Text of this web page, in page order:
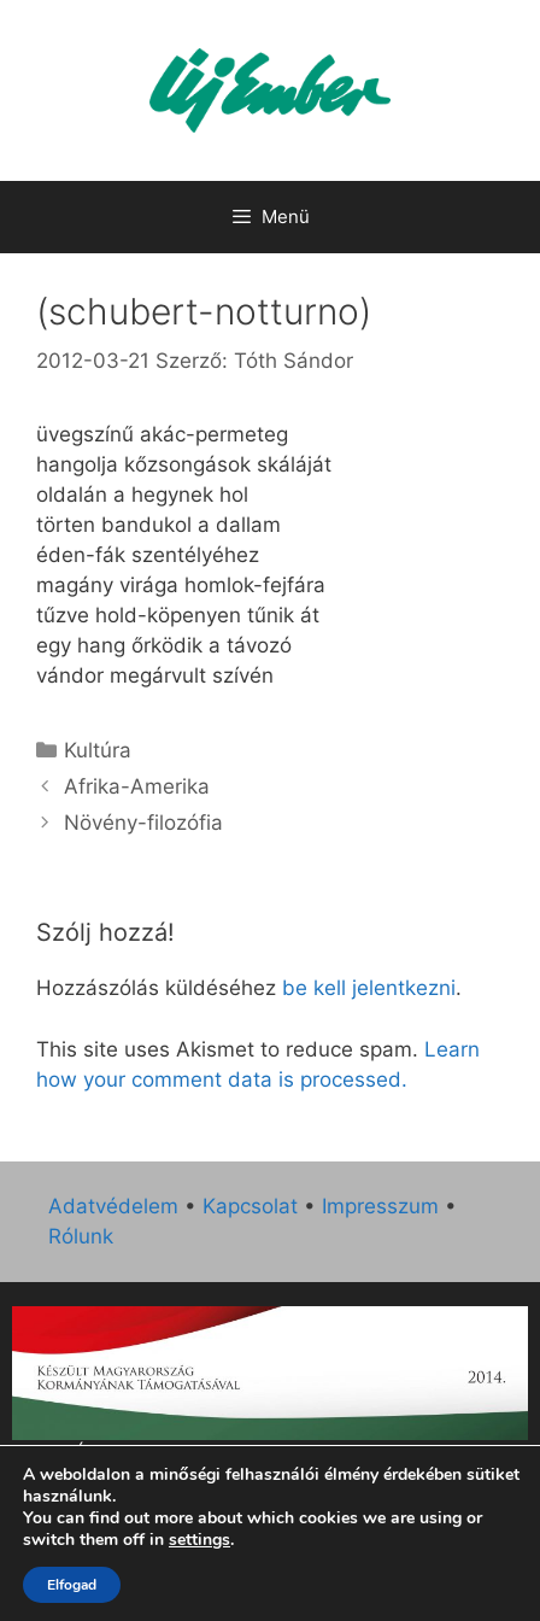
Menü
(schubert-notturno)
2012-03-21 Szerző: Tóth Sándor
üvegszínű akác-permeteg
hangolja kőzsongások skáláját
oldalán a hegynek hol
törten bandukol a dallam
éden-fák szentélyéhez
magány virága homlok-fejfára
tűzve hold-köpenyen tűnik át
egy hang őrködik a távozó
vándor megárvult szívén
Kategória
Kultúra
Afrika-Amerika
Növény-filozófia
Szólj hozzá!
Hozzászólás küldéséhez be kell jelentkezni.
This site uses Akismet to reduce spam. Learn
how your comment data is processed.
Adatvédelem • Kapcsolat • Impresszum •
Rólunk
„Az Új Ember katolikus hetilap 2014. évi működésének
támogatását az EGYH-KCP-14-P-0121 sz. támogatási
szerződés keretében 3 000 000 Ft összegben támogatta az
Emberi Erőforrások Minisztériuma.”
© 2026 Magyar Kurír - Új Ember
A weboldalon a minőségi felhasználói élmény érdekében sütiket
használunk.
You can find out more about which cookies we are using or
switch them off in settings.
Elfogad